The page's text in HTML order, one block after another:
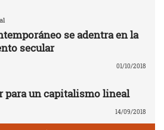
se adentra en la
secular
01/10/2018
para un capitalismo lineal
14/09/2018